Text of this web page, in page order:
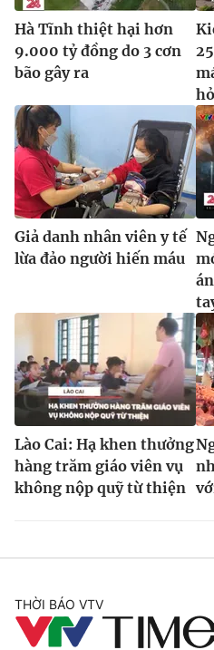
Hà Tĩnh thiệt hại hơn
9.000 tỷ đồng do 3 cơn
bão gây ra
Giả danh nhân viên y tế
lừa đảo người hiến máu
Lào Cai: Hạ khen thưởng
hàng trăm giáo viên vụ
không nộp quỹ từ thiện
THỜI BÁO VTV